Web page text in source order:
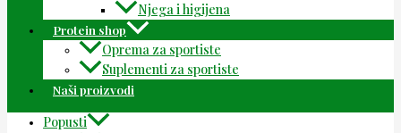
Njega i higijena
Protein shop
Oprema za sportiste
Suplementi za sportiste
Naši proizvodi
Popusti